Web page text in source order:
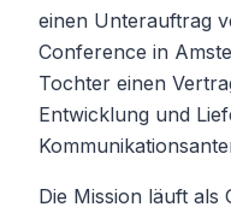
einen Unterauftrag
Conference in
Tochter einen
Entwicklung und
Die Mission läuft als